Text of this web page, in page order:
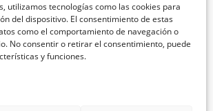
utilizamos tecnologías como las cookies para
del dispositivo. El consentimiento de estas
como el comportamiento de navegación o
No consentir o retirar el consentimiento, puede
y funciones.